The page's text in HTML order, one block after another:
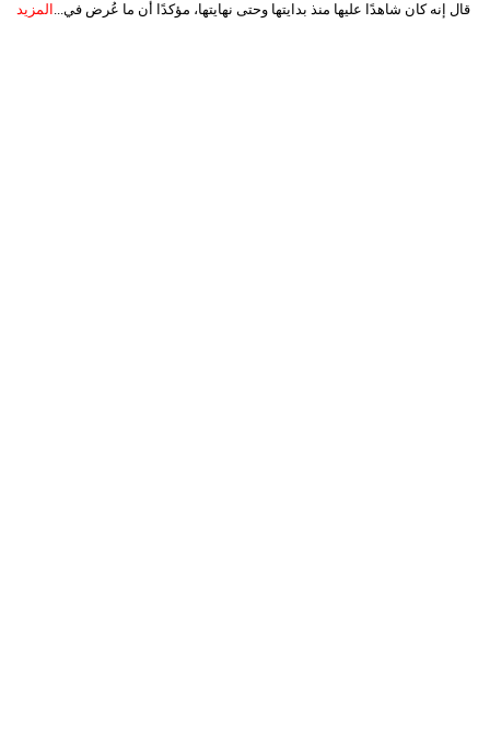
قال إنه كان شاهدًا عليها منذ بدايتها وحتى نهايتها، مؤكدًا أن ما عُرض في... المزيد